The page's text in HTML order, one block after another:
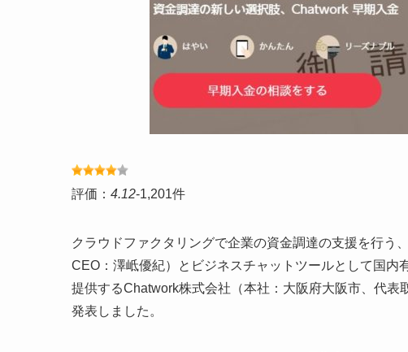
評価： 4.12-1,201件
クラウドファクタリングで企業の資金調達の支援を行う
CEO：澤岻優紀）とビジネスチャットツールとして国
提供するChatwork株式会社（本社：大阪府大阪市、代
発表しました。